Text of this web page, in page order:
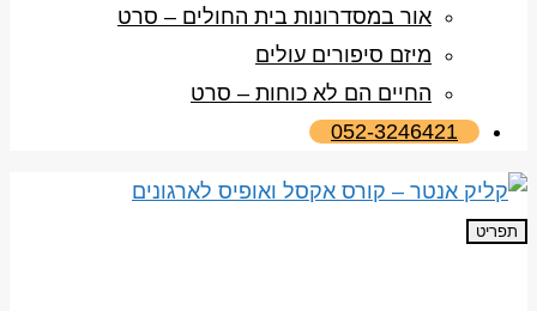
אור במסדרונות בית החולים – סרט
מיזם סיפורים עולים
החיים הם לא כוחות – סרט
052-3246421
תפריט